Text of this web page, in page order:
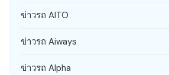
ข่าวรถ AITO
ข่าวรถ Aiways
ข่าวรถ Alpha